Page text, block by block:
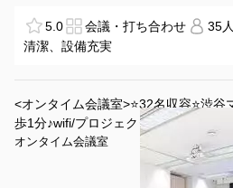
5.0 会議・打ち合わせ
35人
清潔、設備充実
<オンタイム会議室>⭐️32名収容⭐渋谷
歩1分♪wifi/プロジェクタ無料
オンタイム会議室